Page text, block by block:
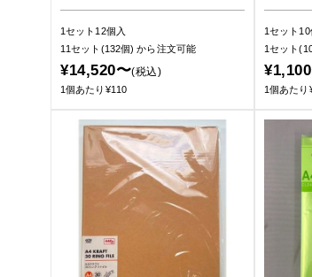
1セット12個入
11セット(132個)から注文可能
¥14,520〜(税込)
1個あたり¥110
1セット10
1セット
1個あたり